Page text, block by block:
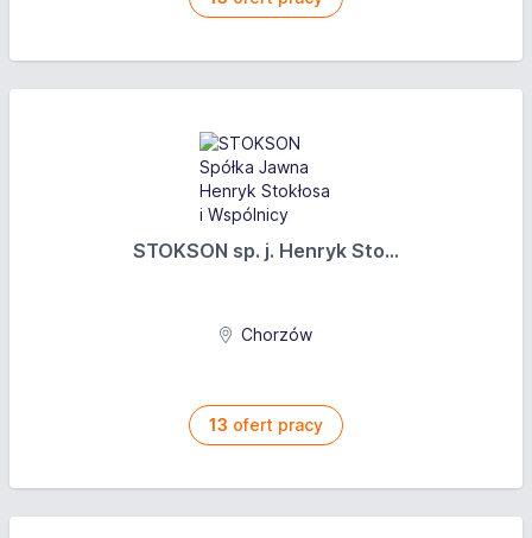
STOKSON sp. j. Henryk Sto...
Chorzów
13 ofert pracy